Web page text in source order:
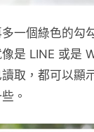
一個綠色的勾
是 LINE 或是
取，都可以顯
。